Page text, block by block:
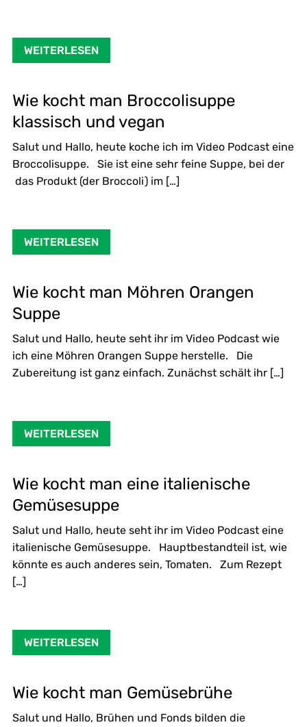
WEITERLESEN
Wie kocht man Broccolisuppe
klassisch und vegan
Salut und Hallo, heute koche ich im Video Podcast eine
Broccolisuppe. Sie ist eine sehr feine Suppe, bei der
das Produkt (der Broccoli) im […]
WEITERLESEN
Wie kocht man Möhren Orangen
Suppe
Salut und Hallo, heute seht ihr im Video Podcast wie
ich eine Möhren Orangen Suppe herstelle. Die
Zubereitung ist ganz einfach. Zunächst schält ihr […]
WEITERLESEN
Wie kocht man eine italienische
Gemüsesuppe
Salut und Hallo, heute seht ihr im Video Podcast eine
italienische Gemüsesuppe. Hauptbestandteil ist, wie
könnte es auch anderes sein, Tomaten. Zum Rezept
[…]
WEITERLESEN
Wie kocht man Gemüsebrühe
Salut und Hallo, Brühen und Fonds bilden die